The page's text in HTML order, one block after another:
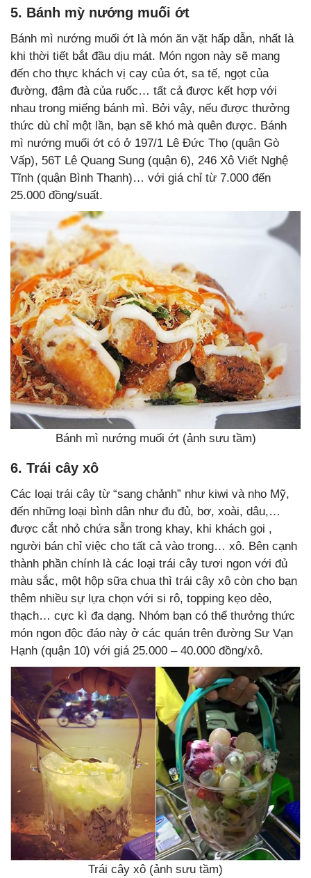
5. Bánh mỳ nướng muối ớt
Bánh mì nướng muối ớt là món ăn vặt hấp dẫn, nhất là
khi thời tiết bắt đầu dịu mát. Món ngon này sẽ mang
đến cho thực khách vị cay của ớt, sa tế, ngọt của
đường, đậm đà của ruốc… tất cả được kết hợp với
nhau trong miếng bánh mì. Bởi vậy, nếu được thưởng
thức dù chỉ một lần, bạn sẽ khó mà quên được. Bánh
mì nướng muối ớt có ở 197/1 Lê Đức Thọ (quận Gò
Vấp), 56T Lê Quang Sung (quận 6), 246 Xô Viết Nghệ
Tĩnh (quận Bình Thạnh)… với giá chỉ từ 7.000 đến
25.000 đồng/suất.
Bánh mì nướng muối ớt (ảnh sưu tầm)
6. Trái cây xô
Các loại trái cây từ “sang chảnh” như kiwi và nho Mỹ,
đến những loại bình dân như đu đủ, bơ, xoài, dâu,…
được cắt nhỏ chứa sẵn trong khay, khi khách gọi ,
người bán chỉ việc cho tất cả vào trong… xô. Bên cạnh
thành phần chính là các loại trái cây tươi ngon với đủ
màu sắc, một hộp sữa chua thì trái cây xô còn cho bạn
thêm nhiều sự lựa chọn với si rô, topping kẹo dẻo,
thạch… cực kì đa dạng. Nhóm bạn có thể thưởng thức
món ngon độc đáo này ở các quán trên đường Sư Vạn
Hạnh (quận 10) với giá 25.000 – 40.000 đồng/xô.
Trái cây xô (ảnh sưu tầm)